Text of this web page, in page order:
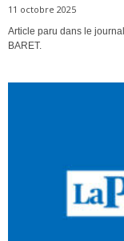
11 octobre 2025
Article paru dans le
BARET.